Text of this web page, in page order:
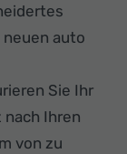
neuen auto
Sie Ihr
nach Ihren
von zu